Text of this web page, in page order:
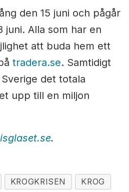
den 15 juni och pågår
juni. Alla som har en
att buda hem ett
tradera.se. Samtidigt
det totala
upp till en miljon
.
KROGKRISEN KROG